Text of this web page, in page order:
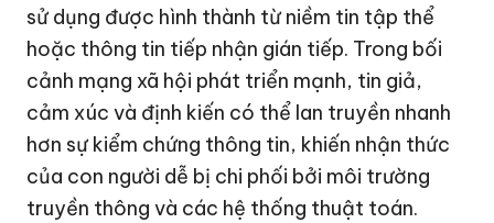
sử dụng được hình thành từ niềm tin tập thể
hoặc thông tin tiếp nhận gián tiếp. Trong bối
cảnh mạng xã hội phát triển mạnh, tin giả,
cảm xúc và định kiến có thể lan truyền nhanh
hơn sự kiểm chứng thông tin, khiến nhận thức
của con người dễ bị chi phối bởi môi trường
truyền thông và các hệ thống thuật toán.